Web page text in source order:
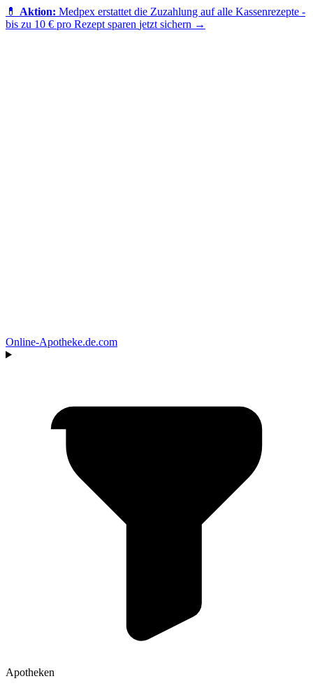
💊 Aktion: Medpex erstattet die Zuzahlung auf alle Kassenrezepte -
bis zu 10 € pro Rezept sparen jetzt sichern →
Online‑Apotheke.de.com
Apotheken